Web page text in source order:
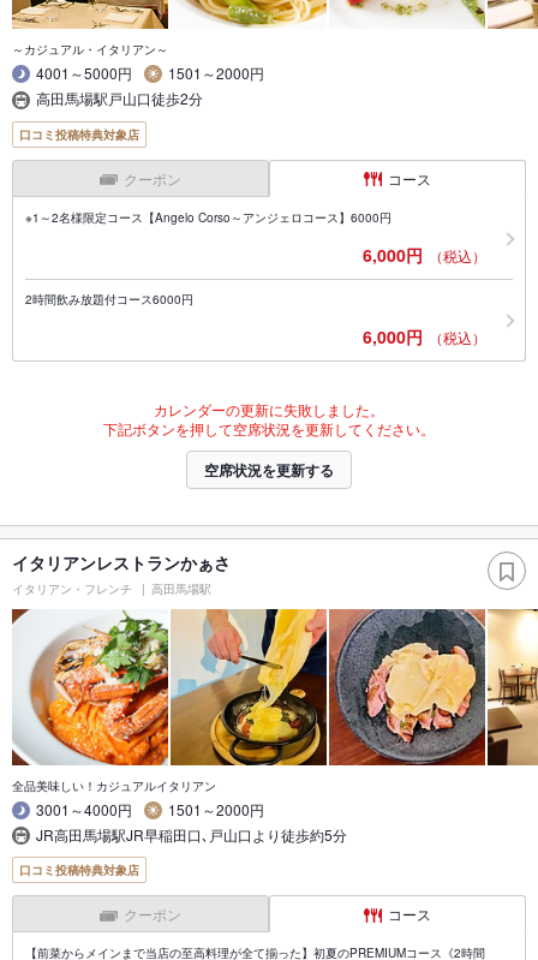
～カジュアル・イタリアン～
4001～5000円
1501～2000円
高田馬場駅戸山口徒歩2分
口コミ投稿特典対象店
クーポン コース
※1～2名様限定コース【Angelo Corso～アンジェロコース】6000円
6,000円 （税込）
2時間飲み放題付コース6000円
6,000円 （税込）
カレンダーの更新に失敗しました。
下記ボタンを押して空席状況を更新してください。
空席状況を更新する
イタリアンレストランかぁさ
イタリアン・フレンチ 高田馬場駅
全品美味しい！カジュアルイタリアン
3001～4000円
1501～2000円
JR高田馬場駅JR早稲田口､戸山口より徒歩約5分
口コミ投稿特典対象店
クーポン コース
【前菜からメインまで当店の至高料理が全て揃った】初夏のPREMIUMコース《2時間